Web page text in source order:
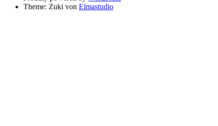
Theme: Zuki von Elmastudio